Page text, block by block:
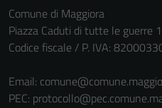
Comune di Maggiora
Piazza Caduti di tutte le guerre
Codice fiscale / P. IVA:
Email:
PEC: